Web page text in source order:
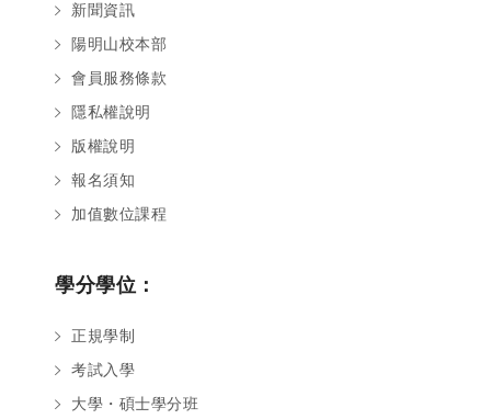
新聞資訊
陽明山校本部
會員服務條款
隱私權說明
版權說明
報名須知
加值數位課程
學分學位：
正規學制
考試入學
大學・碩士學分班